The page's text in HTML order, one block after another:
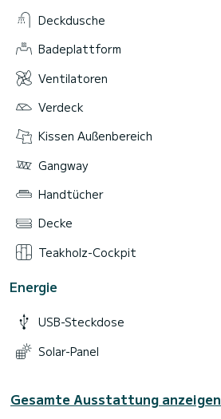
Deckdusche
Badeplattform
Ventilatoren
Verdeck
Kissen Außenbereich
Gangway
Handtücher
Decke
Teakholz-Cockpit
Energie
USB-Steckdose
Solar-Panel
Gesamte Ausstattung anzeigen